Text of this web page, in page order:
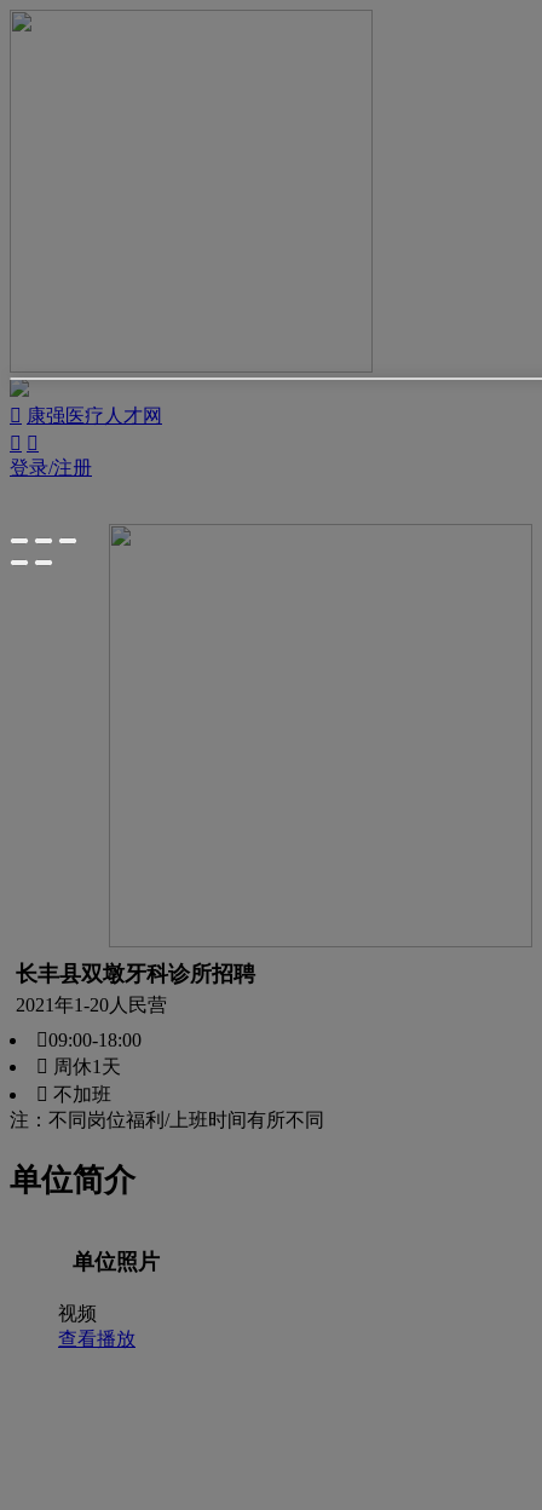
 康强医疗人才网
 
登录/注册
长丰县双墩牙科诊所招聘
2021年1-20人 民营
09:00-18:00
 周休1天
 不加班
注：不同岗位福利/上班时间有所不同
单位简介
单位照片
视频
查看播放